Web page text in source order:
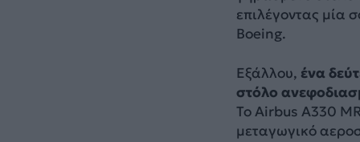
επιλέγοντας μία
Boeing.
Εξάλλου, ένα
στόλο
Το Airbus A330
μεταγωγικό